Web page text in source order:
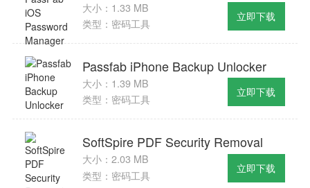
大小：1.33 MB
类型：密码工具
立即下载
Passfab iPhone Backup Unlocker
大小：1.39 MB
类型：密码工具
立即下载
SoftSpire PDF Security Removal
大小：2.03 MB
类型：密码工具
立即下载